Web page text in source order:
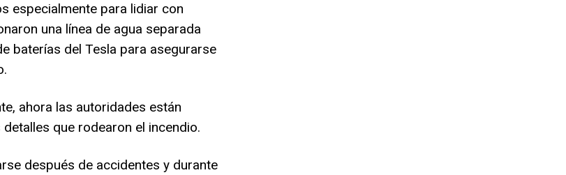
especialmente para lidiar con
una línea de agua separada
baterías del Tesla para asegurarse
ahora las autoridades están
que rodearon el incendio.
después de accidentes y durante